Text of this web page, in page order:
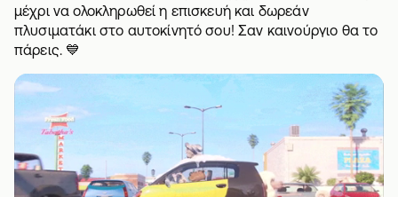
μέχρι να ολοκληρωθεί η επισκευή και δωρεάν
πλυσιματάκι στο αυτοκίνητό σου! Σαν καινούργιο θα το
πάρεις. 💙